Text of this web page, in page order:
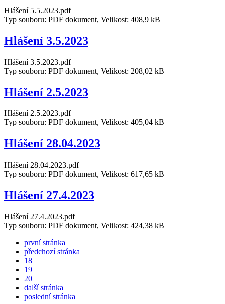
Hlášení 5.5.2023.pdf
Typ souboru: PDF dokument, Velikost: 408,9 kB
Hlášení 3.5.2023
Hlášení 3.5.2023.pdf
Typ souboru: PDF dokument, Velikost: 208,02 kB
Hlášení 2.5.2023
Hlášení 2.5.2023.pdf
Typ souboru: PDF dokument, Velikost: 405,04 kB
Hlášení 28.04.2023
Hlášení 28.04.2023.pdf
Typ souboru: PDF dokument, Velikost: 617,65 kB
Hlášení 27.4.2023
Hlášení 27.4.2023.pdf
Typ souboru: PDF dokument, Velikost: 424,38 kB
první stránka
předchozí stránka
18
19
20
další stránka
poslední stránka